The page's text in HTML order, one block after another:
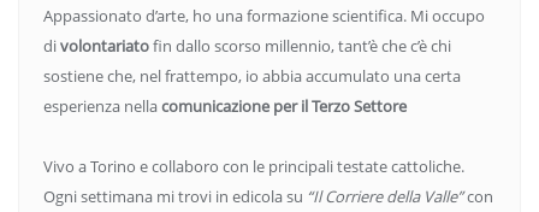
Appassionato d’arte, ho una formazione scientifica. Mi occupo
divolontariatofin dallo scorso millennio, tant’è che c’è chi
sostiene che, nel frattempo, io abbia accumulato una certa
esperienza nellacomunicazione per il Terzo Settore
Vivo a Torino e collaboro con le principali testate cattoliche.
Ogni settimana mi trovi in edicola su “Il Corriere della Valle”con